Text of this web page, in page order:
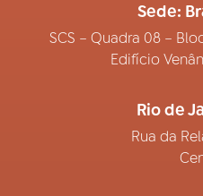
Sede:
SCS – Quadra 08 –
Edifício
Rio de
Rua da